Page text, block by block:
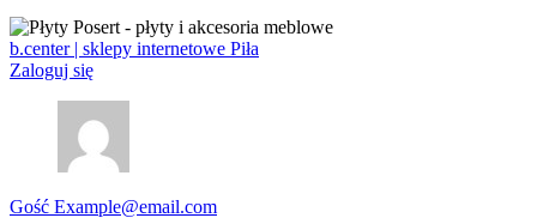
b.center | sklepy internetowe Piła
Zaloguj się
Gość Example@email.com